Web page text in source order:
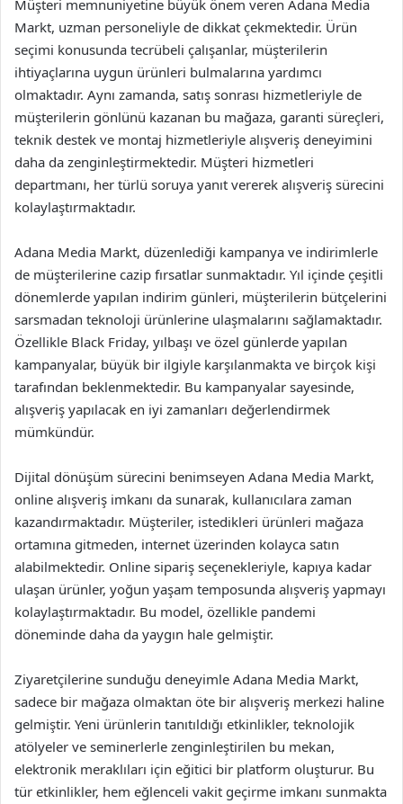
Müşteri memnuniyetine büyük önem veren Adana Media
Markt, uzman personeliyle de dikkat çekmektedir. Ürün
seçimi konusunda tecrübeli çalışanlar, müşterilerin
ihtiyaçlarına uygun ürünleri bulmalarına yardımcı
olmaktadır. Aynı zamanda, satış sonrası hizmetleriyle de
müşterilerin gönlünü kazanan bu mağaza, garanti süreçleri,
teknik destek ve montaj hizmetleriyle alışveriş deneyimini
daha da zenginleştirmektedir. Müşteri hizmetleri
departmanı, her türlü soruya yanıt vererek alışveriş sürecini
kolaylaştırmaktadır.
Adana Media Markt, düzenlediği kampanya ve indirimlerle
de müşterilerine cazip fırsatlar sunmaktadır. Yıl içinde çeşitli
dönemlerde yapılan indirim günleri, müşterilerin bütçelerini
sarsmadan teknoloji ürünlerine ulaşmalarını sağlamaktadır.
Özellikle Black Friday, yılbaşı ve özel günlerde yapılan
kampanyalar, büyük bir ilgiyle karşılanmakta ve birçok kişi
tarafından beklenmektedir. Bu kampanyalar sayesinde,
alışveriş yapılacak en iyi zamanları değerlendirmek
mümkündür.
Dijital dönüşüm sürecini benimseyen Adana Media Markt,
online alışveriş imkanı da sunarak, kullanıcılara zaman
kazandırmaktadır. Müşteriler, istedikleri ürünleri mağaza
ortamına gitmeden, internet üzerinden kolayca satın
alabilmektedir. Online sipariş seçenekleriyle, kapıya kadar
ulaşan ürünler, yoğun yaşam temposunda alışveriş yapmayı
kolaylaştırmaktadır. Bu model, özellikle pandemi
döneminde daha da yaygın hale gelmiştir.
Ziyaretçilerine sunduğu deneyimle Adana Media Markt,
sadece bir mağaza olmaktan öte bir alışveriş merkezi haline
gelmiştir. Yeni ürünlerin tanıtıldığı etkinlikler, teknolojik
atölyeler ve seminerlerle zenginleştirilen bu mekan,
elektronik meraklıları için eğitici bir platform oluşturur. Bu
tür etkinlikler, hem eğlenceli vakit geçirme imkanı sunmakta